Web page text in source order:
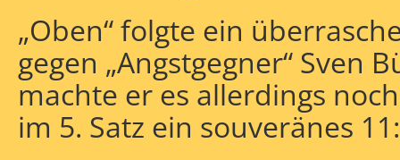
„Oben“ folgte ein
gegen „Angstgegner“ Sven
machte er es allerdings
im 5. Satz ein souveränes